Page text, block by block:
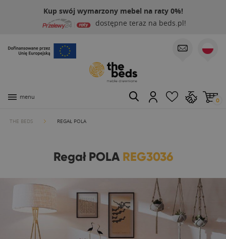
Kup swój wymarzony mebel na raty 0%!
dostępne teraz na beds.pl!
menu 0
THE BEDS REGAŁ POLA
Regał POLA REG3036